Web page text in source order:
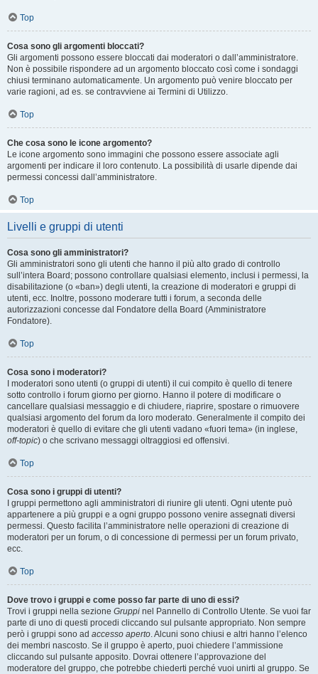
Top
Cosa sono gli argomenti bloccati?
Gli argomenti possono essere bloccati dai moderatori o dall’amministratore.
Non è possibile rispondere ad un argomento bloccato così come i sondaggi
chiusi terminano automaticamente. Un argomento può venire bloccato per
varie ragioni, ad es. se contravviene ai Termini di Utilizzo.
Top
Che cosa sono le icone argomento?
Le icone argomento sono immagini che possono essere associate agli
argomenti per indicare il loro contenuto. La possibilità di usarle dipende dai
permessi concessi dall’amministratore.
Top
Livelli e gruppi di utenti
Cosa sono gli amministratori?
Gli amministratori sono gli utenti che hanno il più alto grado di controllo
sull’intera Board; possono controllare qualsiasi elemento, inclusi i permessi, la
disabilitazione (o «ban») degli utenti, la creazione di moderatori e gruppi di
utenti, ecc. Inoltre, possono moderare tutti i forum, a seconda delle
autorizzazioni concesse dal Fondatore della Board (Amministratore
Fondatore).
Top
Cosa sono i moderatori?
I moderatori sono utenti (o gruppi di utenti) il cui compito è quello di tenere
sotto controllo i forum giorno per giorno. Hanno il potere di modificare o
cancellare qualsiasi messaggio e di chiudere, riaprire, spostare o rimuovere
qualsiasi argomento del forum da loro moderato. Generalmente il compito dei
moderatori è quello di evitare che gli utenti vadano «fuori tema» (in inglese,
off-topic) o che scrivano messaggi oltraggiosi ed offensivi.
Top
Cosa sono i gruppi di utenti?
I gruppi permettono agli amministratori di riunire gli utenti. Ogni utente può
appartenere a più gruppi e a ogni gruppo possono venire assegnati diversi
permessi. Questo facilita l’amministratore nelle operazioni di creazione di
moderatori per un forum, o di concessione di permessi per un forum privato,
ecc.
Top
Dove trovo i gruppi e come posso far parte di uno di essi?
Trovi i gruppi nella sezione Gruppi nel Pannello di Controllo Utente. Se vuoi far
parte di uno di questi procedi cliccando sul pulsante appropriato. Non sempre
però i gruppi sono ad accesso aperto. Alcuni sono chiusi e altri hanno l’elenco
dei membri nascosto. Se il gruppo è aperto, puoi chiedere l’ammissione
cliccando sul pulsante apposito. Dovrai ottenere l’approvazione del
moderatore del gruppo, che potrebbe chiederti perché vuoi unirti al gruppo. Se